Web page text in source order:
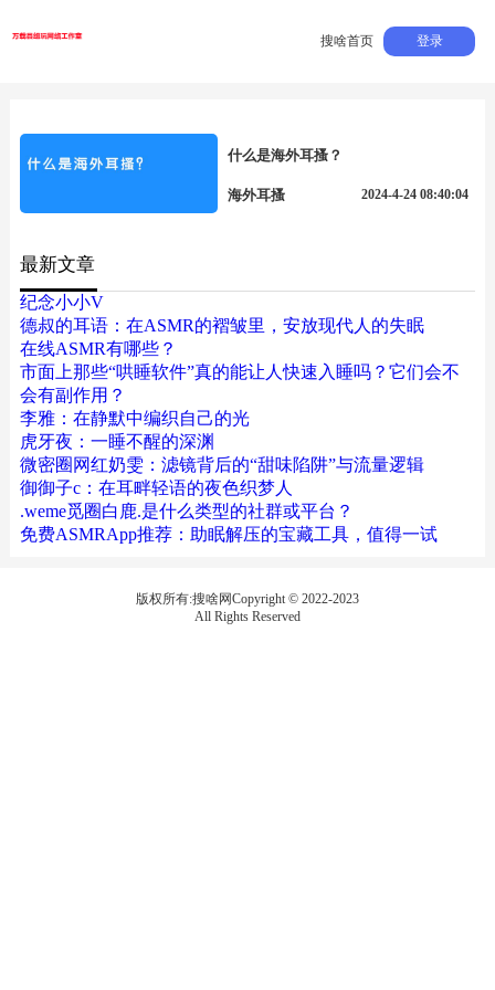
搜啥首页 登录
什么是海外耳搔？
海外耳搔 2024-4-24 08:40:04
最新文章
纪念小小V
德叔的耳语：在ASMR的褶皱里，安放现代人的失眠
在线ASMR有哪些？
市面上那些“哄睡软件”真的能让人快速入睡吗？它们会不
会有副作用？
李雅：在静默中编织自己的光
虎牙夜：一睡不醒的深渊
微密圈网红奶雯：滤镜背后的“甜味陷阱”与流量逻辑
御御子c：在耳畔轻语的夜色织梦人
.weme觅圈白鹿.是什么类型的社群或平台？
免费ASMRApp推荐：助眠解压的宝藏工具，值得一试
版权所有:搜啥网Copyright © 2022-2023
All Rights Reserved